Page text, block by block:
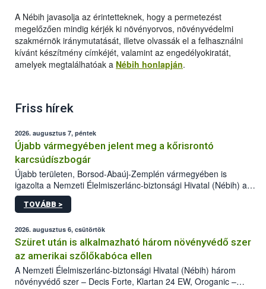
A Nébih javasolja az érintetteknek, hogy a permetezést
megelőzően mindig kérjék ki növényorvos, növényvédelmi
szakmérnök iránymutatását, illetve olvassák el a felhasználni
kívánt készítmény címkéjét, valamint az engedélyokiratát,
amelyek megtalálhatóak a Nébih honlapján.
Friss hírek
2026. augusztus 7, péntek
Újabb vármegyében jelent meg a kőrisrontó
karcsúdíszbogár
Újabb területen, Borsod-Abaúj-Zemplén vármegyében is
igazolta a Nemzeti Élelmiszerlánc-biztonsági Hivatal (Nébih) a
kőrisrontó karcsúdíszbogár (Agrilus planipennis) jelenlétét. A
kártevőt nem csak színcsapdában találták meg, de már fertőzött
az intenzív felderítést, emellett az intézkedéseket a szlovák
hatósággal is összehangolják a terjedés megállítása érdekében.
TOVÁBB >
2026. augusztus 6, csütörtök
Szüret után is alkalmazható három növényvédő szer
az amerikai szőlőkabóca ellen
A Nemzeti Élelmiszerlánc-biztonsági Hivatal (Nébih) három
növényvédő szer – Decis Forte, Klartan 24 EW, Oroganic –